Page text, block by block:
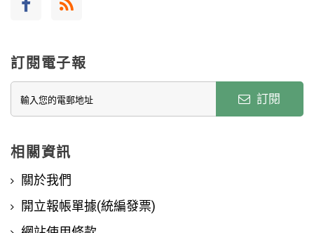
訂閱電子報
訂閱
相關資訊
關於我們
開立報帳單據(統編發票)